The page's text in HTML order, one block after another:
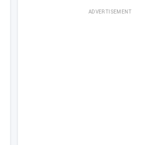
ADVERTISEMENT